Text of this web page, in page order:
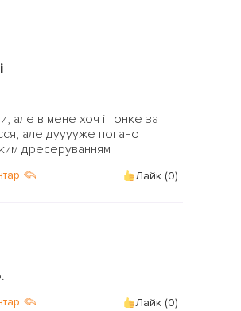
але в мене хоч і тонке за
але дууууже погано
дресеруванням
Лайк (0)
Лайк (0)